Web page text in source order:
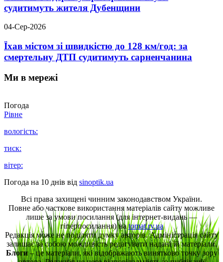
судитимуть жителя Дубенщини
04-Сер-2026
Їхав містом зі швидкістю до 128 км/год: за
смертельну ДТП судитимуть сарненчанина
Ми в мережі
Погода
Рівне
вологість:
тиск:
вітер:
Погода на 10 днів від sinoptik.ua
Всі права захищені чинним законодавством України.
Повне або часткове використання матеріалів сайту можливе
лише за умови посилання (для інтернет-видань —
гіперпосилання) наtomat.rv.ua
Редакція може не поділяти думку авторів. Адміністрація сайту
залишає за собою можливість редагувати надані їй матеріали.
Блоги– це матеріали, які відображають винятково точку зору